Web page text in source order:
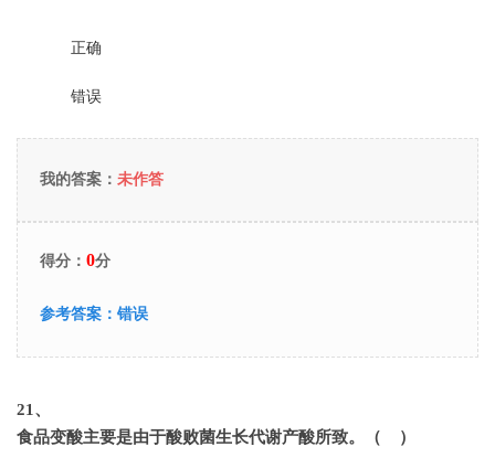
正确
错误
我的答案： 未作答
得分： 0分
参考答案： 错误
21、
食品变酸主要是由于酸败菌生长代谢产酸所致。（ ）